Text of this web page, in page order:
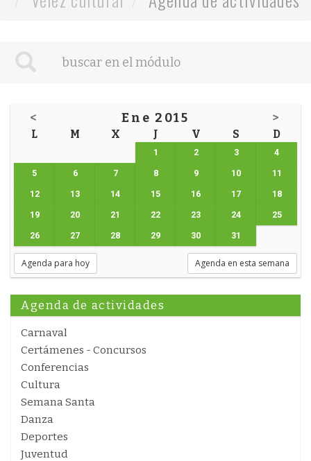
< Ene 2015 >
L M X J V S D
1 2 3 4
5 6 7 8 9 10 11
12 13 14 15 16 17 18
19 20 21 22 23 24 25
26 27 28 29 30 31
Agenda para hoy Agenda en esta semana
Agenda de actividades
Carnaval
Certámenes - Concursos
Conferencias
Cultura
Semana Santa
Danza
Deportes
Juventud